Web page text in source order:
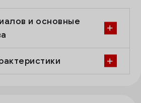
и основные